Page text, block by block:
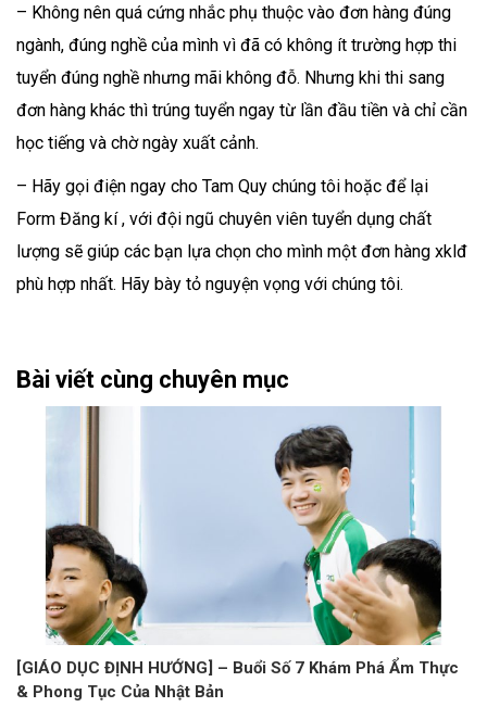
– Không nên quá cứng nhắc phụ thuộc vào đơn hàng đúng
ngành, đúng nghề của mình vì đã có không ít trường hợp thi
tuyển đúng nghề nhưng mãi không đỗ. Nhưng khi thi sang
đơn hàng khác thì trúng tuyển ngay từ lần đầu tiền và chỉ cần
học tiếng và chờ ngày xuất cảnh.
– Hãy gọi điện ngay cho Tam Quy chúng tôi hoặc để lại
Form Đăng kí , với đội ngũ chuyên viên tuyển dụng chất
lượng sẽ giúp các bạn lựa chọn cho mình một đơn hàng xklđ
phù hợp nhất. Hãy bày tỏ nguyện vọng với chúng tôi.
Bài viết cùng chuyên mục
[GIÁO DỤC ĐỊNH HƯỚNG] – Buổi Số 7 Khám Phá Ẩm Thực
& Phong Tục Của Nhật Bản